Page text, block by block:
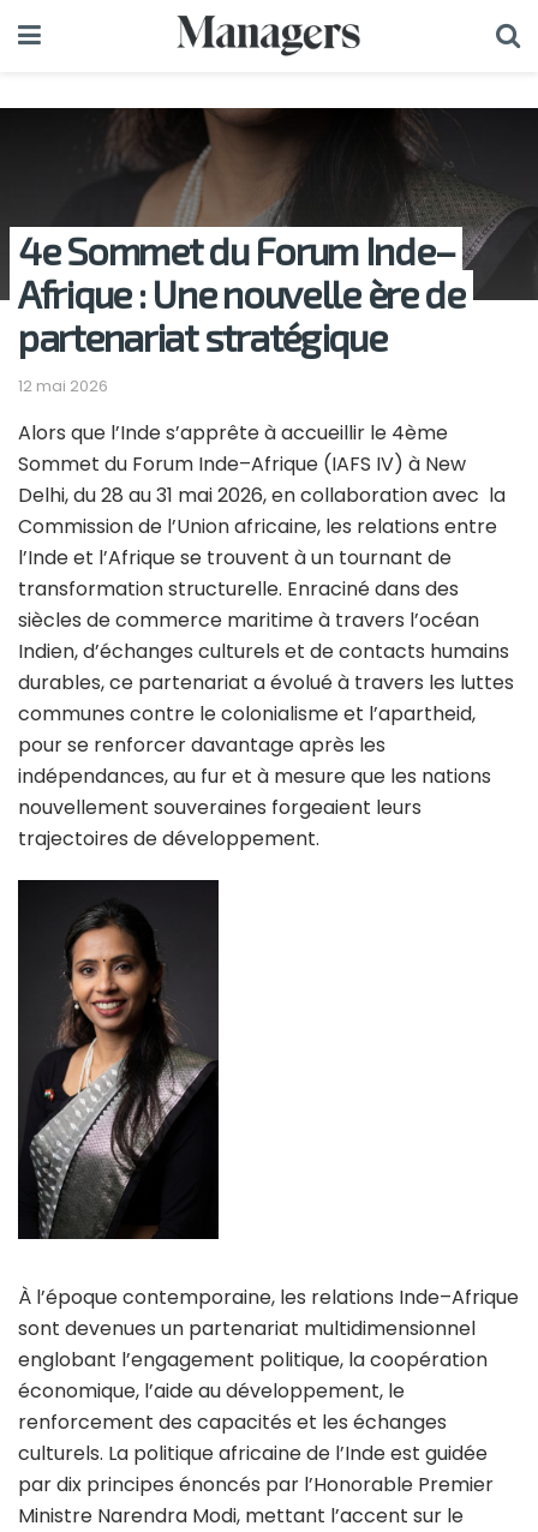
4e Sommet du Forum Inde–
Afrique : Une nouvelle ère de
partenariat stratégique
12 mai 2026
Alors que l’Inde s’apprête à accueillir le 4ème
Sommet du Forum Inde–Afrique (IAFS IV) à New
Delhi, du 28 au 31 mai 2026, en collaboration avec la
Commission de l’Union africaine, les relations entre
l’Inde et l’Afrique se trouvent à un tournant de
transformation structurelle. Enraciné dans des
siècles de commerce maritime à travers l’océan
Indien, d’échanges culturels et de contacts humains
durables, ce partenariat a évolué à travers les luttes
communes contre le colonialisme et l’apartheid,
pour se renforcer davantage après les
indépendances, au fur et à mesure que les nations
nouvellement souveraines forgeaient leurs
trajectoires de développement.
À l’époque contemporaine, les relations Inde–Afrique
sont devenues un partenariat multidimensionnel
englobant l’engagement politique, la coopération
économique, l’aide au développement, le
renforcement des capacités et les échanges
culturels. La politique africaine de l’Inde est guidée
par dix principes énoncés par l’Honorable Premier
Ministre Narendra Modi, mettant l’accent sur le